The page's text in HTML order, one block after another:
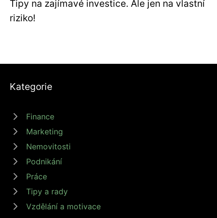
Tipy na zajímavé investice. Ale jen na vlastní
riziko!
Kategorie
Finance
Marketing
Nemovitosti
Podnikání
Práce
Tipy a rady
Vzdělání a motivace